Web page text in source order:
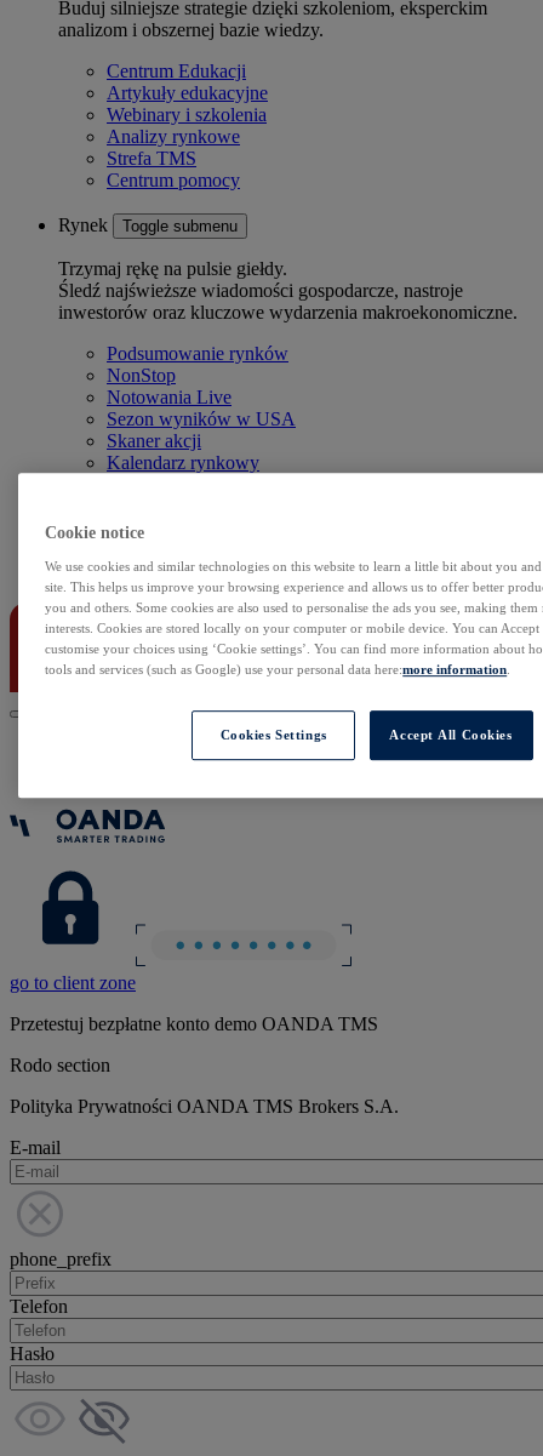
Buduj silniejsze strategie dzięki szkoleniom, eksperckim
analizom i obszernej bazie wiedzy.
Centrum Edukacji
Artykuły edukacyjne
Webinary i szkolenia
Analizy rynkowe
Strefa TMS
Centrum pomocy
Rynek Toggle submenu
Trzymaj rękę na pulsie giełdy.
Śledź najświeższe wiadomości gospodarcze, nastroje
inwestorów oraz kluczowe wydarzenia makroekonomiczne.
Podsumowanie rynków
NonStop
Notowania Live
Sezon wyników w USA
Skaner akcji
Kalendarz rynkowy
Rolowania
Kontakt
go to client zone
Przetestuj bezpłatne konto demo OANDA TMS
Rodo section
Polityka Prywatności OANDA TMS Brokers S.A.
E-mail
phone_prefix
Telefon
Hasło
Cookie notice
We use cookies and similar technologies on this website to learn a little bit about you
site. This helps us improve your browsing experience and allows us to offer better
you and others. Some cookies are also used to personalise the ads you see, making
interests. Cookies are stored locally on your computer or mobile device. You can
customise your choices using ‘Cookie settings’. You can find more information about
tools and services (such as Google) use your personal data here:more information.
Cookies Settings Accept All Cookies